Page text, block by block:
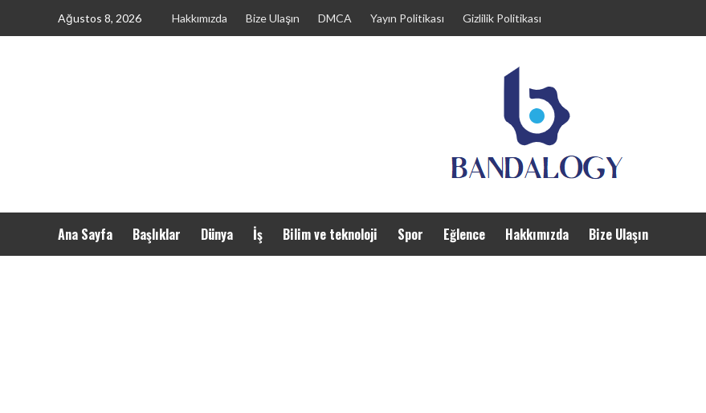
Ağustos 8, 2026 Hakkımızda Bize Ulaşın DMCA Yayın Politikası Gizlilik Politikası
Ana Sayfa Başlıklar Dünya İş Bilim ve teknoloji Spor Eğlence Hakkımızda Bize Ulaşın